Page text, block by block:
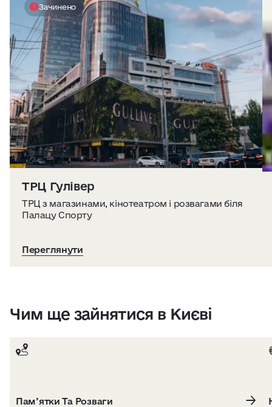
Зачинено
ТРЦ Гулівер
ТРЦ з магазинами, кінотеатром і розвагами біля
Палацу Спорту
Переглянути
Чим ще зайнятися в Києві
Пам’ятки Та Розваги